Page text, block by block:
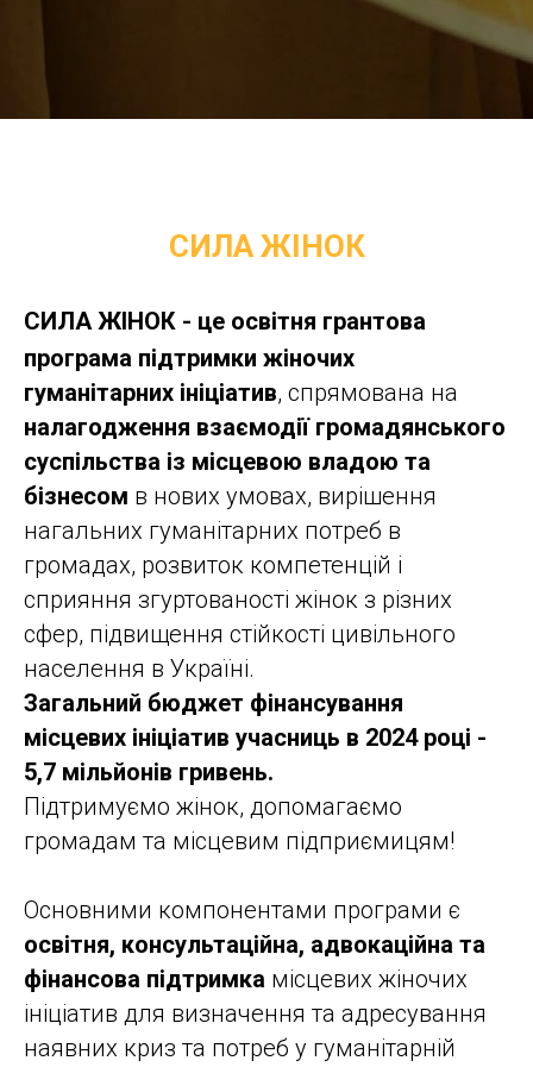
СИЛА ЖІНОК
СИЛА ЖІНОК - це освітня грантова
програма підтримки жіночих
гуманітарних ініціатив, спрямована на
налагодження взаємодії громадянського
суспільства із місцевою владою та
бізнесом в нових умовах, вирішення
нагальних гуманітарних потреб в
громадах, розвиток компетенцій і
сприяння згуртованості жінок з різних
сфер, підвищення стійкості цивільного
населення в Україні.
Загальний бюджет фінансування
місцевих ініціатив учасниць в 2024 році -
5,7 мільйонів гривень.
Підтримуємо жінок, допомагаємо
громадам та місцевим підприємицям!
Основними компонентами програми є
освітня, консультаційна, адвокаційна та
фінансова підтримка місцевих жіночих
ініціатив для визначення та адресування
наявних криз та потреб у гуманітарній